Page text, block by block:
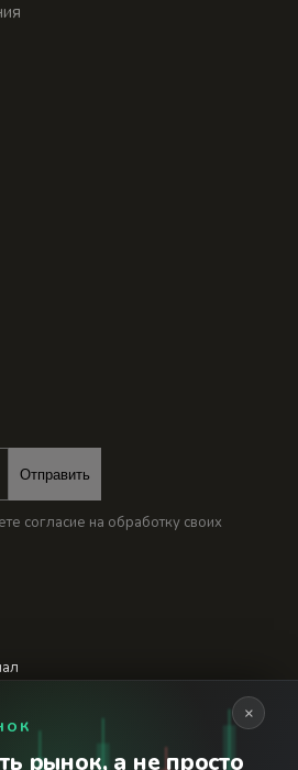
Отправить
согласие на обработку своих
интернет-портал «Банки
×
рынок, а не просто